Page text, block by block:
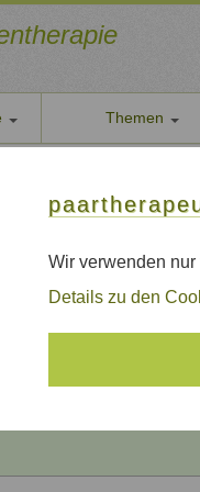
Wir verwenden
Details zu den
Themen
Themen
/ Paartherapie BONN
Paartherapie
Beratungsthemen